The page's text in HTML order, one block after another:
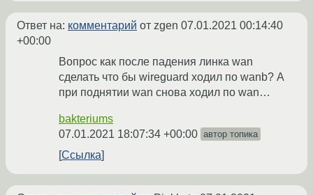
Ответ на: комментарий от zgen 07.01.2021 00:14:40
+00:00
Вопрос как после падения линка wan
сделать что бы wireguard ходил по wanb? А
при поднятии wan снова ходил по wan…
bakteriums
07.01.2021 18:07:34 +00:00 автор топика
Ссылка